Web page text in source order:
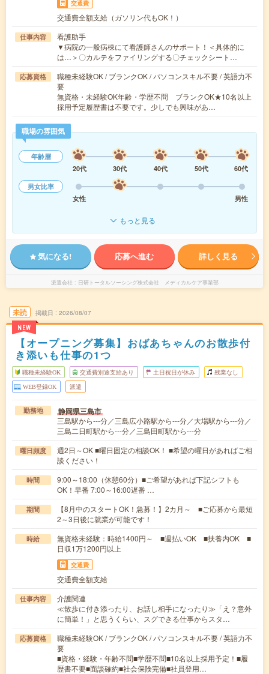
交通費
交通費全額支給（ガソリン代もOK！）
仕事内容
看護助手
▼病院の一般病棟にて看護師さんのサポート！＜具体的に
は…＞〇カルテをファイリングする〇チェックシート…
応募資格
職種未経験OK / ブランクOK / パソコンスキル不要 / 英語力不
要
無資格・未経験OK年齢・学歴不問 ブランクOK★10名以上
採用予定履歴書は不要です。少しでも興味があ…
職場の雰囲気
年齢層
20代
30代 40代 50代
60代
男女比率
女性
男性
もっと見る
気になる! 応募へ進む 詳しく見る
派遣会社 日研トータルソーシング株式会社 メディカルケア事業部
未読
NEW
掲載日 2026/08/07
【オープニング募集】おばあちゃんのお散歩付
き添いも仕事の1つ
職種未経験OK 交通費別途支給あり 土日祝日が休み 残業なし
WEB登録OK 派遣
勤務地 静岡県三島市
三島駅から---分／三島広小路駅から---分／大場駅から---分／
三島二日町駅から---分／三島田町駅から---分
曜日頻度
週2日～OK ■曜日固定の相談OK！ ■希望の曜日があればご相
談ください！
時間
9:00～18:00（休憩60分）■ご希望があれば下記シフトも
OK！早番 7:00～16:00遅番 …
期間
【8月中のスタートOK！急募！】2カ月～ ■ご応募から最短
2～3日後に就業が可能です！
時給
無資格未経験：時給1400円～ ■週払いOK ■扶養内OK ■
日収1万1200円以上
交通費
交通費全額支給
仕事内容
介護関連
≪散歩に付き添ったり、お話し相手になったり≫「え？意外
に簡単！」と思うくらい、スグできる仕事からスタ…
応募資格
職種未経験OK / ブランクOK / パソコンスキル不要 / 英語力不
要
■資格・経験・年齢不問■学歴不問■10名以上採用予定！■履
歴書不要■面談確約■社会保険完備■社員登用…